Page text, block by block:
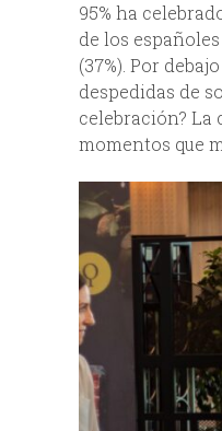
95% ha
de los
(37%). Por
despedidas de
celebración? La
momentos que